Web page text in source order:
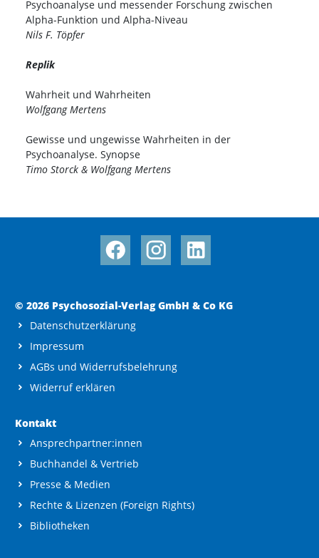
Psychoanalyse und messender Forschung zwischen
Alpha-Funktion und Alpha-Niveau
Nils F. Töpfer
Replik
Wahrheit und Wahrheiten
Wolfgang Mertens
Gewisse und ungewisse Wahrheiten in der
Psychoanalyse. Synopse
Timo Storck & Wolfgang Mertens
© 2026 Psychosozial-Verlag GmbH & Co KG
Datenschutzerklärung
Impressum
AGBs und Widerrufsbelehrung
Widerruf erklären
Kontakt
Ansprechpartner:innen
Buchhandel & Vertrieb
Presse & Medien
Rechte & Lizenzen (Foreign Rights)
Bibliotheken